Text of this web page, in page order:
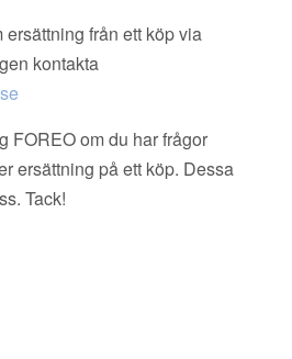
ersättning från ett köp via
kontakta
FOREO om du har frågor
ersättning på ett köp. Dessa
Tack!